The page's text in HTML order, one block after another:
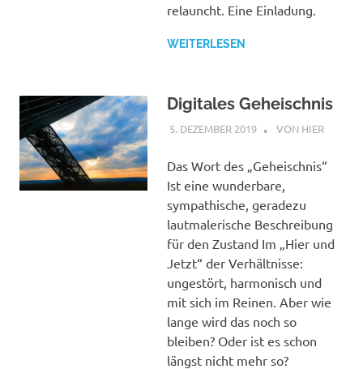
relauncht. Eine Einladung.
WEITERLESEN
Digitales Geheischnis
5. DEZEMBER 2019 STEPHAN
VON HIER
Das Wort des „Geheischnis“
Ist eine wunderbare,
sympathische, geradezu
lautmalerische Beschreibung
für den Zustand Im „Hier und
Jetzt“ der Verhältnisse:
ungestört, harmonisch und
mit sich im Reinen. Aber wie
lange wird das noch so
bleiben? Oder ist es schon
längst nicht mehr so?